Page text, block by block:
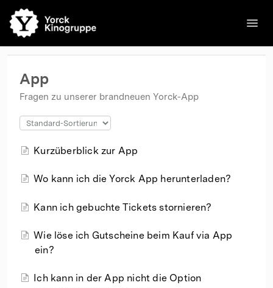
🌐English Kinos Filme Kontakt Kontakt
App
Fragen zu unserer brandneuen Yorck-App
Kurzüberblick zur App
Wo kann ich die Yorck App herunterladen?
Kann ich gebuchte Tickets stornieren?
Wie löse ich Gutscheine beim Kauf via App
ein?
Ich kann in der App nicht die Option